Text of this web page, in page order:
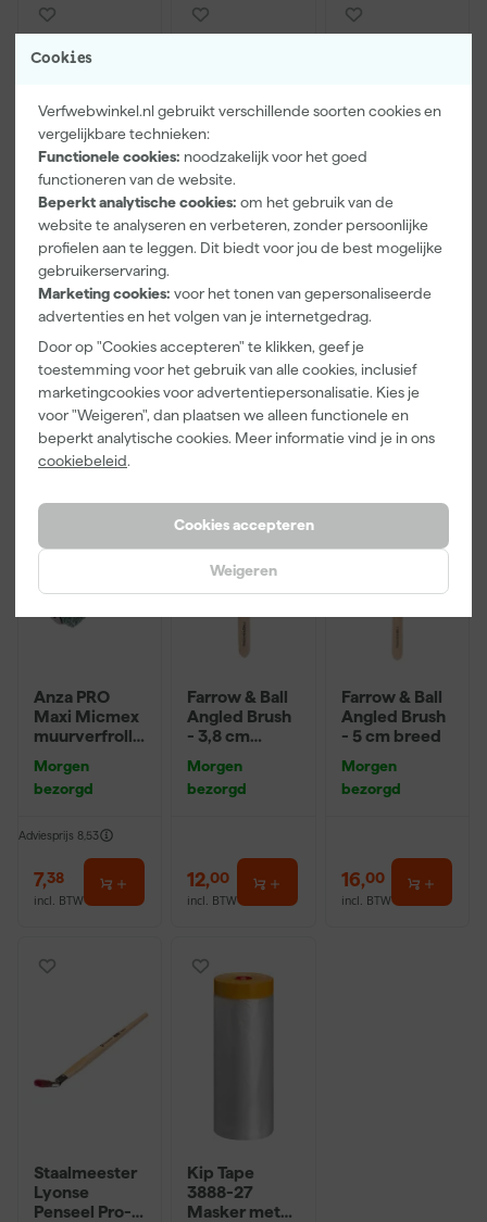
Cookies
Verfwebwinkel.nl gebruikt verschillende soorten cookies en
vergelijkbare technieken:
Functionele cookies: noodzakelijk voor het goed
functioneren van de website.
Beperkt analytische cookies: om het gebruik van de
website te analyseren en verbeteren, zonder persoonlijke
profielen aan te leggen. Dit biedt voor jou de best mogelijke
gebruikerservaring.
Marketing cookies: voor het tonen van gepersonaliseerde
advertenties en het volgen van je internetgedrag.
Door op "Cookies accepteren" te klikken, geef je
toestemming voor het gebruik van alle cookies, inclusief
marketingcookies voor advertentiepersonalisatie. Kies je
voor "Weigeren", dan plaatsen we alleen functionele en
beperkt analytische cookies. Meer informatie vind je in ons
cookiebeleid.
Cookies accepteren
Weigeren
Farrow & Ball
F&B
Kleurenwaaie
r
Morgen
bezorgd
22,00
incl. BTW
Klingspor
Schuurblok
P220
Morgen
bezorgd
1 ,39
incl. BTW
Farrow & Ball
9" Verfbeugel
met Roller
Morgen
bezorgd
18,00
incl. BTW
Anza PRO
Maxi Micmex
muurverfrolle
Morgen
bezorgd
Adviesprijs 8,53
7,38
incl. BTW
Farrow & Ball
Angled Brush
- 3,8 cm
Morgen
bezorgd
12,00
incl. BTW
Farrow & Ball
Angled Brush
- 5 cm breed
Morgen
bezorgd
16,00
incl. BTW
Staalmeester
Lyonse
Penseel Pro-
Kip Tape
3888-27
Masker met